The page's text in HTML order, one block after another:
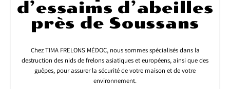
d’essaims d’abeilles
près de Soussans
Chez TIMA FRELONS MÉDOC, nous sommes spécialisés dans la
destruction des nids de frelons asiatiques et européens, ainsi que des
guêpes, pour assurer la sécurité de votre maison et de votre
environnement.